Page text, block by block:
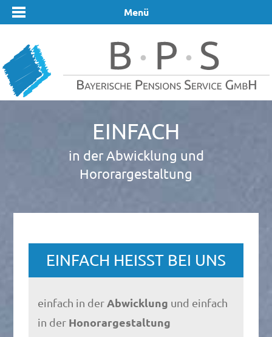
Menü
Einfach
in der Abwicklung und
Hororargestaltung
EINFACH HEISST BEI UNS
einfach in der Abwicklung und einfach
in der Honorargestaltung